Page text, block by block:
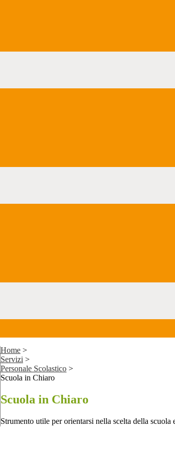
Home >
Servizi >
Personale Scolastico >
Scuola in Chiaro
Scuola in Chiaro
Strumento utile per orientarsi nella scelta della